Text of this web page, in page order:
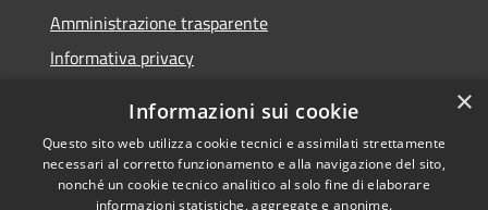
Amministrazione trasparente
Informativa privacy
Dichiarazione di accessibilità
×
Informazioni sui cookie
Questo sito web utilizza cookie tecnici e assimilati strettamente
necessari al corretto funzionamento e alla navigazione del sito,
nonché un cookie tecnico analitico al solo fine di elaborare
informazioni statistiche, aggregate e anonime.